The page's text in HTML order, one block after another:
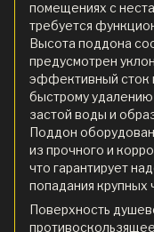
помещениях с
требуется
Высота поддона
предусмотрен
эффективный сток
быстрому
застой воды и
Поддон
из прочного и
что гарантирует
попадания крупных
Поверхность